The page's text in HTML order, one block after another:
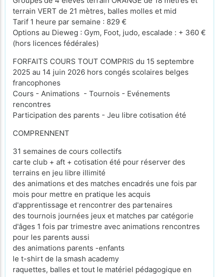
terrain VERT de 21 mètres, balles molles et mid
Tarif 1 heure par semaine : 829 €
Options au Dieweg : Gym, Foot, judo, escalade : + 360 €
(hors licences fédérales)
FORFAITS COURS TOUT COMPRIS du 15 septembre
2025 au 14 juin 2026 hors congés scolaires belges
francophones
Cours - Animations - Tournois - Evénements
rencontres
Participation des parents - Jeu libre cotisation été
COMPRENNENT
31 semaines de cours collectifs
carte club + aft + cotisation été pour réserver des
terrains en jeu libre illimité
des animations et des matches encadrés une fois par
mois pour mettre en pratique les acquis
d'apprentissage et rencontrer des partenaires
des tournois journées jeux et matches par catégorie
d'âges 1 fois par trimestre avec animations rencontres
pour les parents aussi
des animations parents -enfants
le t-shirt de la smash academy
raquettes, balles et tout le matériel pédagogique en